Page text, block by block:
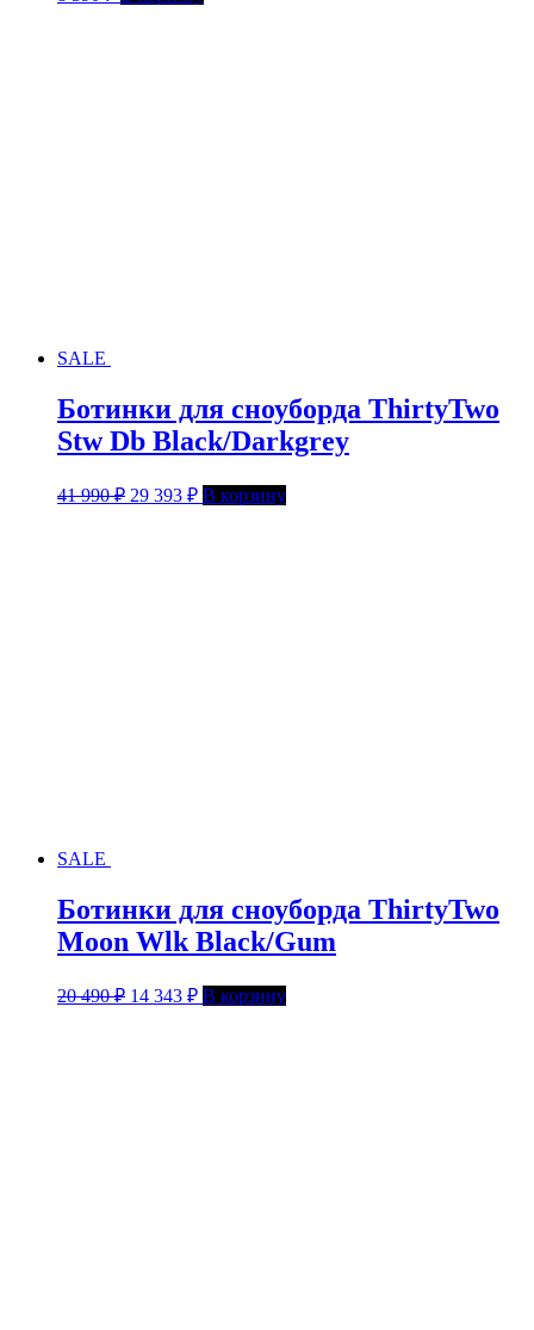
SALE
Ботинки для сноуборда ThirtyTwo
Stw Db Black/Darkgrey
41 990₽ 29 393 ₽ В корзину
SALE
Ботинки для сноуборда ThirtyTwo
Moon Wlk Black/Gum
20 490₽ 14 343 ₽ В корзину